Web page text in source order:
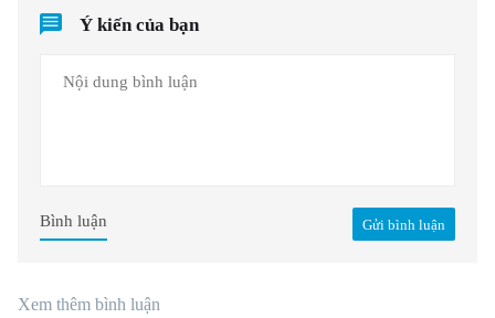
Ý kiến của bạn
Gửi bình luận
Bình luận
Xem thêm bình luận